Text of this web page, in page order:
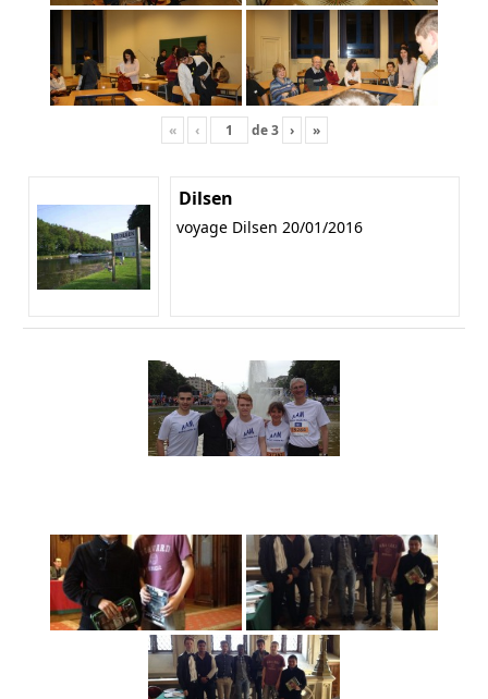
« ‹ de3 › »
Dilsen
voyage Dilsen 20/01/2016